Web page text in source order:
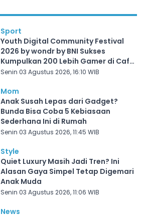
Sport
Youth Digital Community Festival
2026 by wondr by BNI Sukses
Kumpulkan 200 Lebih Gamer di Cafe
Frekuensi Depok
Senin 03 Agustus 2026, 16:10 WIB
Mom
Anak Susah Lepas dari Gadget?
Bunda Bisa Coba 5 Kebiasaan
Sederhana Ini di Rumah
Senin 03 Agustus 2026, 11:45 WIB
Style
Quiet Luxury Masih Jadi Tren? Ini
Alasan Gaya Simpel Tetap Digemari
Anak Muda
Senin 03 Agustus 2026, 11:06 WIB
News